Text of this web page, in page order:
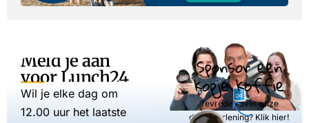
Meld je aan
voor Lunch24
Wil je elke dag om
12.00 uur het laatste
Sponsor een
kopje koffie
Tevreden over onze
dienstverlening? Klik hier!